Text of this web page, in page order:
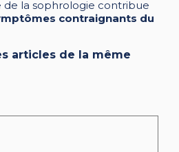
de la sophrologie contribue
contraignants du
articles de la même